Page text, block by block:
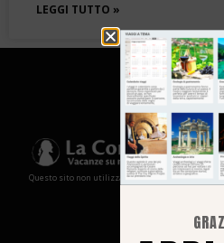
LEGGI TUTTO »
Questo sito non utilizza cookies e non